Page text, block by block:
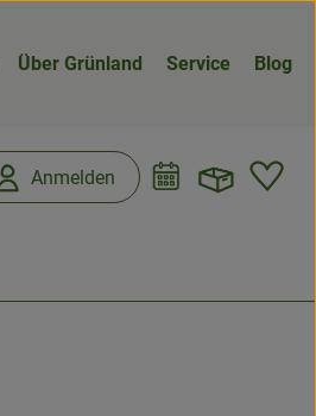
Über Grünland Service Blog
Anmelden